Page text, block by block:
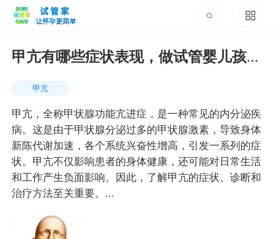
甲亢有哪些症状表现，做试管婴儿孩子
甲亢
甲亢，全称甲状腺功能亢进症，是一种常见的内分泌疾
病。这是由于甲状腺分泌过多的甲状腺激素，导致身体
新陈代谢加速，各个系统兴奋性增高，引发一系列的症
状。甲亢不仅影响患者的身体健康，还可能对日常生活
和工作产生负面影响。因此，了解甲亢的症状、诊断和
治疗方法至关重要。...